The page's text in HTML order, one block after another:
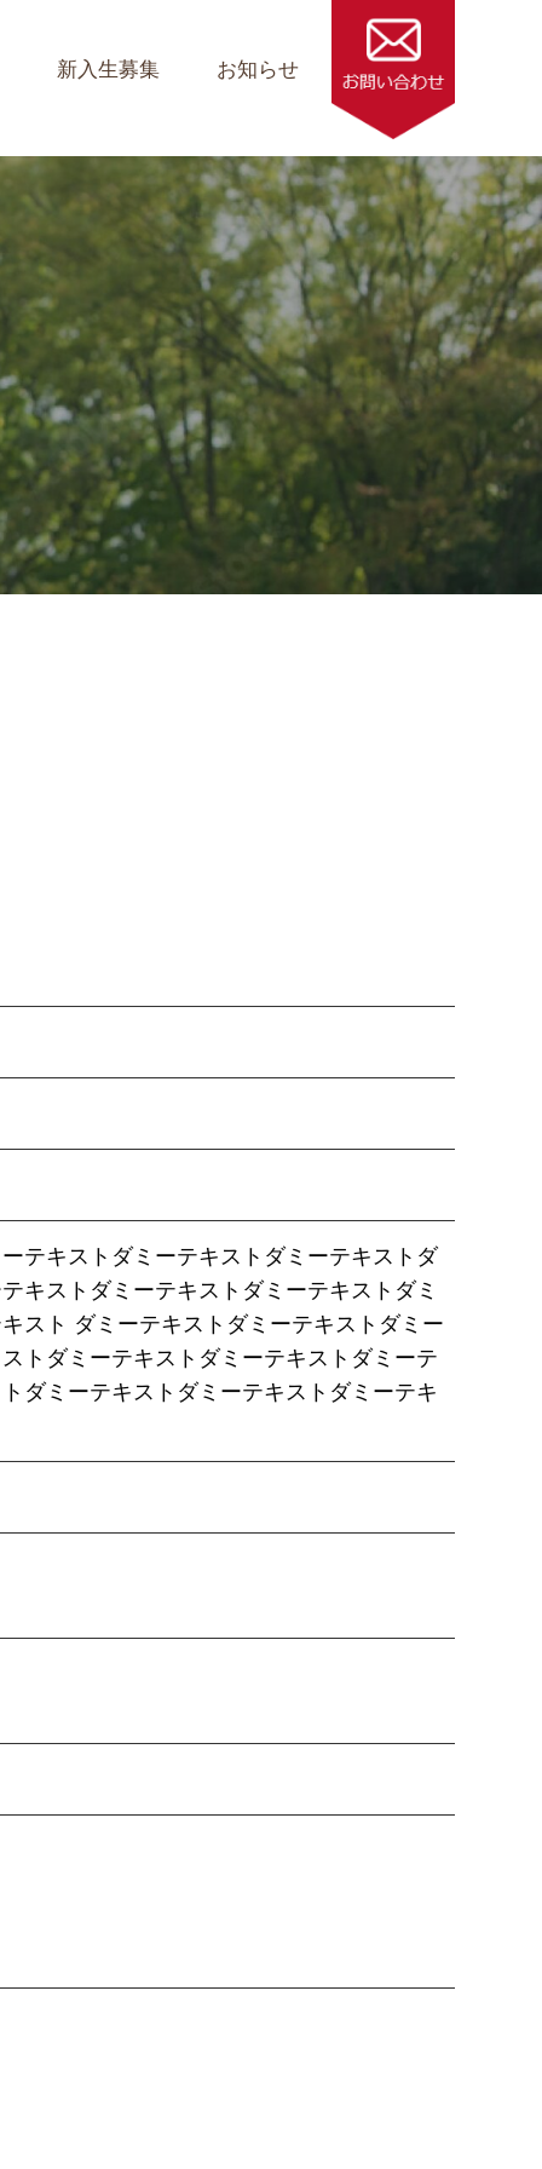
新入生募集 お知らせ
テキストダミーテキストダミーテキストダ
キストダミーテキストダミーテキストダミ
スト ダミーテキストダミーテキストダミー
トダミーテキストダミーテキストダミーテ
ダミーテキストダミーテキストダミーテキ